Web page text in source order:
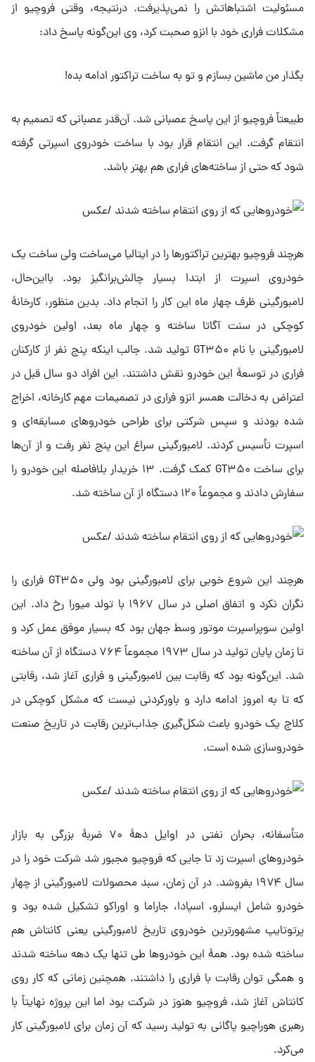
مسئولیت اشتباهاتش را نمی‌پذیرفت. درنتیجه، وقتی فروچیو از
مشکلات فراری خود با انزو صحبت کرد، وی این‌گونه پاسخ داد:
بگذار من ماشین بسازم و تو به ساخت تراکتور ادامه بده!
طبیعتاً فروچیو از این پاسخ عصبانی شد. آن‌قدر عصبانی که تصمیم به
انتقام گرفت. این انتقام قرار بود با ساخت خودروی اسپرتی گرفته
شود که حتی از ساخته‌های فراری هم بهتر باشد.
هرچند فروچیو بهترین تراکتورها را در ایتالیا می‌ساخت ولی ساخت یک
خودروی اسپرت از ابتدا بسیار چالش‌برانگیز بود. بااین‌حال،
لامبورگینی ظرف چهار ماه این کار را انجام داد. بدین منظور، کارخانهٔ
کوچکی در سنت آگاتا ساخته و چهار ماه بعد، اولین خودروی
لامبورگینی با نام GT۳۵۰ تولید شد. جالب اینکه پنج نفر از کارکنان
فراری در توسعهٔ این خودرو نقش داشتند. این افراد دو سال قبل در
اعتراض به دخالت همسر انزو فراری در تصمیمات مهم کارخانه، اخراج
شده بودند و سپس شرکتی برای طراحی خودروهای مسابقه‌ای و
اسپرت تأسیس کردند. لامبورگینی سراغ این پنج نفر رفت و از آن‌ها
برای ساخت GT۳۵۰ کمک گرفت. ۱۳ خریدار بلافاصله این خودرو را
سفارش دادند و مجموعاً ۱۲۰ دستگاه از آن ساخته شد.
هرچند این شروع خوبی برای لامبورگینی بود ولی GT۳۵۰ فراری را
نگران نکرد و اتفاق اصلی در سال ۱۹۶۷ با تولد میورا رخ داد. این
اولین سوپراسپرت موتور وسط جهان بود که بسیار موفق عمل کرد و
تا زمان پایان تولید در سال ۱۹۷۳ مجموعاً ۷۶۴ دستگاه از آن ساخته
شد. این‌گونه بود که رقابت بین لامبورگینی و فراری آغاز شد، رقابتی
که تا به امروز ادامه دارد و باورکردنی نیست که مشکل کوچکی در
کلاچ یک خودرو باعث شکل‌گیری جذاب‌ترین رقابت در تاریخ صنعت
خودروسازی شده است.
متأسفانه، بحران نفتی در اوایل دههٔ ۷۰ ضربهٔ بزرگی به بازار
خودروهای اسپرت زد تا جایی که فروچیو مجبور شد شرکت خود را در
سال ۱۹۷۴ بفروشد. در آن زمان، سبد محصولات لامبورگینی از چهار
خودرو شامل ایسلرو، اسپادا، جاراما و اوراکو تشکیل شده بود و
پرتوتایپ مشهورترین خودروی تاریخ لامبورگینی یعنی کانتاش هم
ساخته شده بود. همهٔ این خودروها طی تنها یک دهه ساخته شدند
و همگی توان رقابت با فراری را داشتند. همچنین زمانی که کار روی
کانتاش آغاز شد، فروچیو هنوز در شرکت بود اما این پروژه نهایتاً با
رهبری هوراچیو پاگانی به تولید رسید که آن زمان برای لامبورگینی کار
می‌کرد.